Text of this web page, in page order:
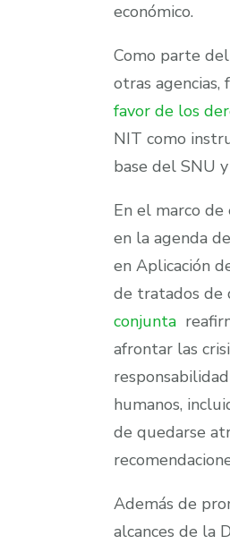
económico.
Como parte
otras agencias,
favor de los
NIT como
base del SNU
En el marco
en la agenda
en Aplicación
de tratados de
conjunta
afrontar las
humanos,
de quedarse
Además de
alcances de la